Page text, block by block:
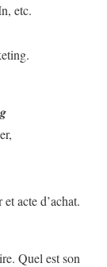
etc.
acte d’achat.
Quel est son